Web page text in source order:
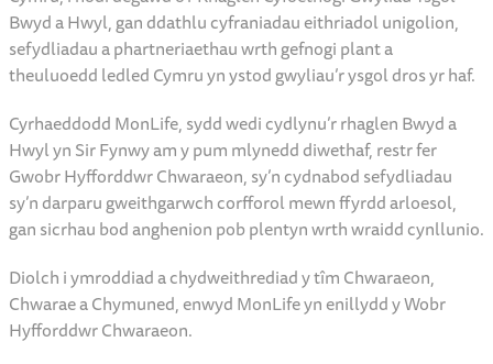
Mae Cyngor Sir Fynwy yn falch iawn o gyhoeddi bod MonLife,
tîm Chwaraeon, Chwarae a Chymunedau’r cyngor, wedi cael ei
gydnabod yng Ngwobrau Dathlu 10 Mlynedd Bwyd a Hwyl.
Cynhaliwyd y gwobrau gan Gymdeithas Llywodraeth Leol
Cymru, i nodi degawd o’r Rhaglen Cyfoethogi Gwyliau Ysgol
Bwyd a Hwyl, gan ddathlu cyfraniadau eithriadol unigolion,
sefydliadau a phartneriaethau wrth gefnogi plant a
theuluoedd ledled Cymru yn ystod gwyliau’r ysgol dros yr haf.
Cyrhaeddodd MonLife, sydd wedi cydlynu’r rhaglen Bwyd a
Hwyl yn Sir Fynwy am y pum mlynedd diwethaf, restr fer
Gwobr Hyfforddwr Chwaraeon, sy’n cydnabod sefydliadau